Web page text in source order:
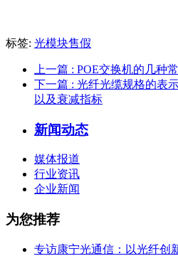
标签: 光模块售假
上一篇 : POE交换机的几种
下一篇 : 光纤光缆规格的表
以及衰减指标
新闻动态
媒体报道
行业资讯
企业新闻
为您推荐
专访康宁光通信：以光纤创